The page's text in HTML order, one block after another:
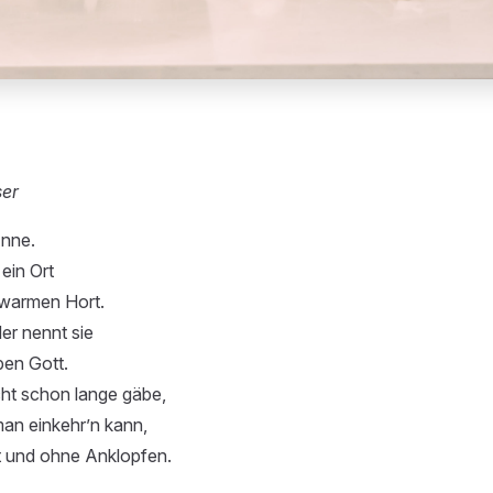
Ort
Hort.
nennt sie
Gott.
schon lange gäbe,
einkehr’n kann,
ohne Anklopfen.